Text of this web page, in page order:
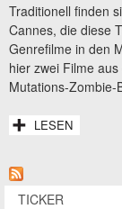
Traditionell finden
Cannes, die diese
Genrefilme in den
hier zwei Filme
Mutations-Zombie-
LESEN
TICKER